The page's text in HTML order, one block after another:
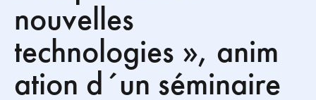
nouvelles
technologies », anim
ation d´un séminaire